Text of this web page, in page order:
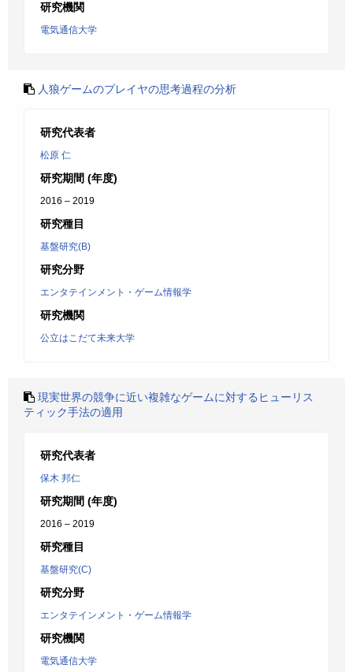
研究機関
電気通信大学
人狼ゲームのプレイヤの思考過程の分析
研究代表者
松原 仁
研究期間 (年度)
2016 – 2019
研究種目
基盤研究(B)
研究分野
エンタテインメント・ゲーム情報学
研究機関
公立はこだて未来大学
現実世界の競争に近い複雑なゲームに対するヒューリス
ティック手法の適用
研究代表者
保木 邦仁
研究期間 (年度)
2016 – 2019
研究種目
基盤研究(C)
研究分野
エンタテインメント・ゲーム情報学
研究機関
電気通信大学